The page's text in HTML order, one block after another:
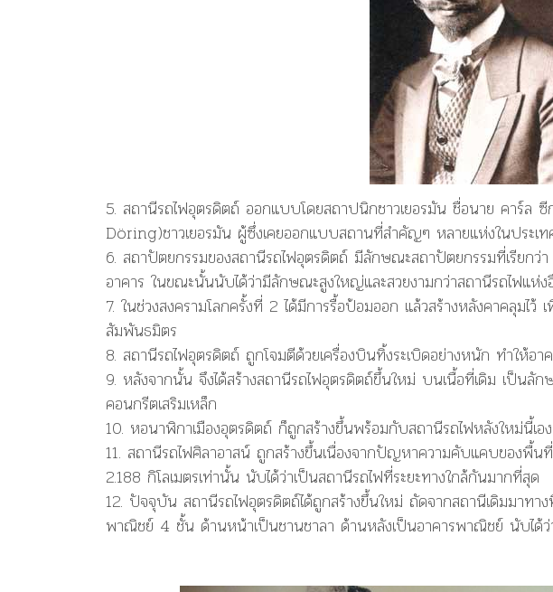
5. สถานีรถไฟอุตรดิตถ์ ออกแบบโดยสถาปนิกชาวเยอรมัน ชื่อนาย คาร์ล
Döring)ชาวเยอรมัน ผู้ซึ่งเคยออกแบบสถานที่สำคัญๆ หลายแห่งในประเท
6. สถาปัตยกรรมของสถานีรถไฟอุตรดิตถ์ มีลักษณะสถาปัตยกรรมที่เรียกว่า
อาคาร ในขณะนั้นนับได้ว่ามีลักษณะสูงใหญ่และสวยงามกว่าสถานีรถไฟแห่ง
7. ในช่วงสงครามโลกครั้งที่ 2 ได้มีการรื้อป้อมออก แล้วสร้างหลังคาคลุมไว้
สัมพันธมิตร
8. สถานีรถไฟอุตรดิตถ์ ถูกโจมตีด้วยเครื่องบินทิ้งระเบิดอย่างหนัก ทำให้อา
9. หลังจากนั้น จึงได้สร้างสถานีรถไฟอุตรดิตถ์ขึ้นใหม่ บนเนื้อที่เดิม เป็นลัก
คอนกรีตเสริมเหล็ก
10. หอนาฬิกาเมืองอุตรดิตถ์ ก็ถูกสร้างขึ้นพร้อมกับสถานีรถไฟหลังใหม่นี้เอง
11. สถานีรถไฟศิลาอาสน์ ถูกสร้างขึ้นเนื่องจากปัญหาความคับแคบของพื้น
2.188 กิโลเมตรเท่านั้น นับได้ว่าเป็นสถานีรถไฟที่ระยะทางใกล้กันมากที่สุด
12. ปัจจุบัน สถานีรถไฟอุตรดิตถ์ได้ถูกสร้างขึ้นใหม่ ถัดจากสถานีเดิมมาทา
พาณิชย์ 4 ชั้น ด้านหน้าเป็นชานชาลา ด้านหลังเป็นอาคารพาณิชย์ นับได้